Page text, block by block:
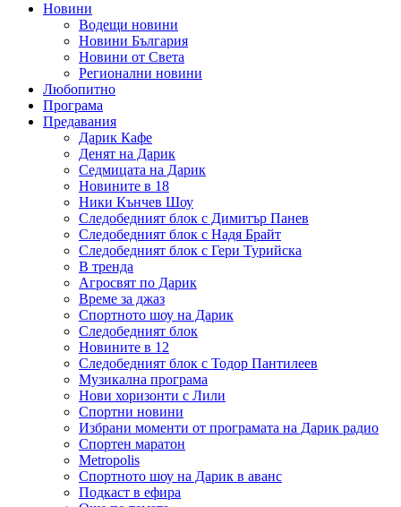
Новини
Водещи новини
Новини България
Новини от Света
Регионални новини
Любопитно
Програма
Предавания
Дарик Кафе
Денят на Дарик
Седмицата на Дарик
Новините в 18
Ники Кънчев Шоу
Следобедният блок с Димитър Панев
Следобедният блок с Надя Брайт
Следобедният блок с Гери Турийска
В тренда
Агросвят по Дарик
Време за джаз
Спортното шоу на Дарик
Следобедният блок
Новините в 12
Следобедният блок с Тодор Пантилеев
Музикална програма
Нови хоризонти с Лили
Спортни новини
Избрани моменти от програмата на Дарик радио
Спортен маратон
Metropolis
Спортното шоу на Дарик в аванс
Подкаст в ефира